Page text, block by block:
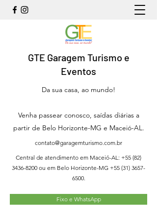
GTE Garagem Turismo e
Eventos
Da sua casa, ao mundo!
Venha passear conosco, saídas diárias a
partir de Belo Horizonte-MG e Maceió-AL.
contato@garagemturismo.com.br
Central de atendimento em Maceió-AL: +55 (82)
3436-8200 ou em Belo Horizonte-MG +55 (31) 3657-
6500.
Fixo e WhatsApp